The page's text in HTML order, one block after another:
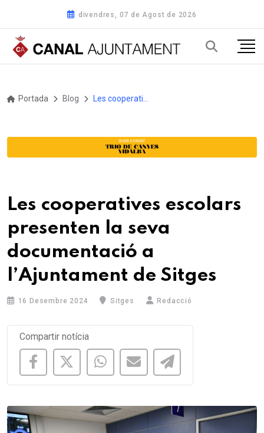
divendres, 07 de Agost de 2026
Portada Blog
Les cooperatives escolars
presenten la seva
documentació a
l’Ajuntament de Sitges
16 Desembre 2024 Sitges Redacció
Compartir notícia